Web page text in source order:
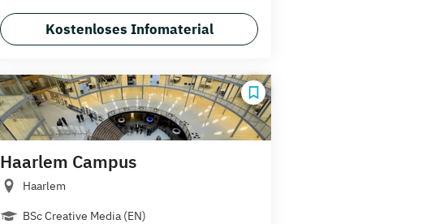
Kostenloses Infomaterial
Haarlem Campus
Haarlem
BSc Creative Media (EN)